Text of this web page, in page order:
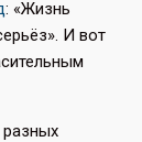
: «Жизнь
И вот